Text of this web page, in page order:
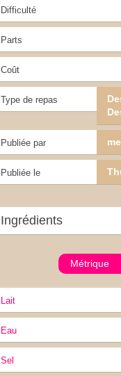
Difficulté
Parts
Coût
Type de repas
Publiée par
Publiée le
Ingrédients
Métrique
lait
eau
sel